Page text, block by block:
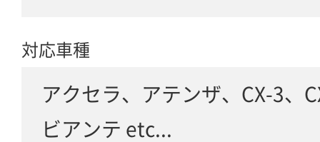
対応車種
アクセラ、アテンザ、CX-3、
ビアンテ etc...